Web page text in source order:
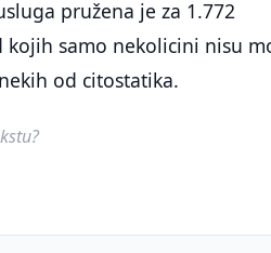
pružena je za 1.772
kojih samo nekolicini nisu
od citostatika.